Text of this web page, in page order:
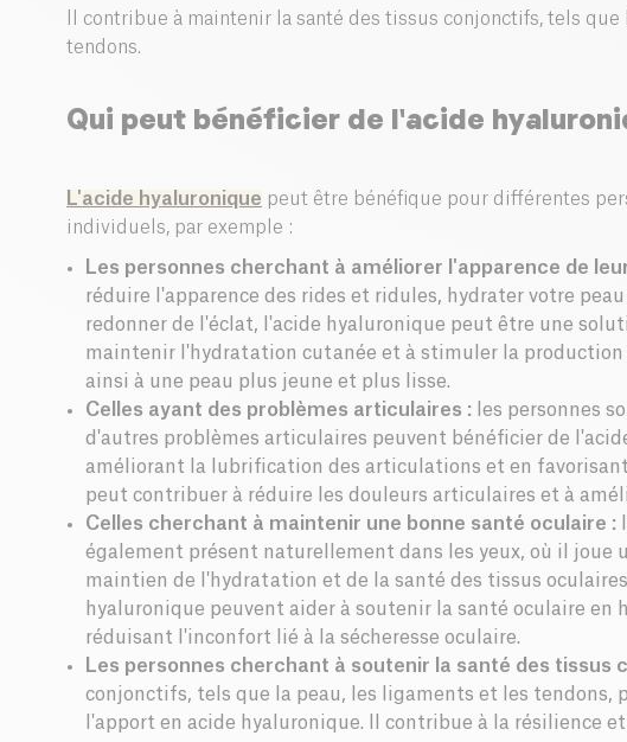
Il contribue à maintenir la santé des tissus conjonctifs, tels
tendons.
Qui peut bénéficier de l'acide
L'acide hyaluronique peut être bénéfique pour différentes
individuels, par exemple :
Les personnes cherchant à améliorer l'apparence de
réduire l'apparence des rides et ridules, hydrater votre
redonner de l'éclat, l'acide hyaluronique peut être une
maintenir l'hydratation cutanée et à stimuler la
ainsi à une peau plus jeune et plus lisse.
Celles ayant des problèmes articulaires : les personnes
d'autres problèmes articulaires peuvent bénéficier de
améliorant la lubrification des articulations et en
peut contribuer à réduire les douleurs articulaires et à
Celles cherchant à maintenir une bonne santé oculaire :
également présent naturellement dans les yeux, où il joue
maintien de l'hydratation et de la santé des tissus
hyaluronique peuvent aider à soutenir la santé oculaire en
réduisant l'inconfort lié à la sécheresse oculaire.
Les personnes cherchant à soutenir la santé des tissus
conjonctifs, tels que la peau, les ligaments et les tendons,
l'apport en acide hyaluronique. Il contribue à la résilience et